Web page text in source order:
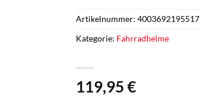
119,95€
Artikelnummer: 4003692195517
Kategorie: Fahrradhelme